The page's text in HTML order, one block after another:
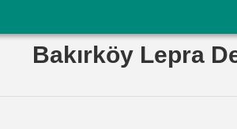
Bakırköy Lepra